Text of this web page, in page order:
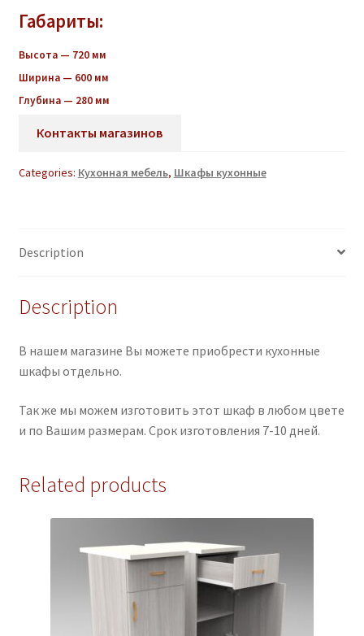
Габариты:
Высота — 720 мм
Ширина — 600 мм
Глубина — 280 мм
Контакты магазинов
Categories: Кухонная мебель, Шкафы кухонные
Description
Description
В нашем магазине Вы можете приобрести кухонные
шкафы отдельно.
Так же мы можем изготовить этот шкаф в любом цвете
и по Вашим размерам. Срок изготовления 7-10 дней.
Related products